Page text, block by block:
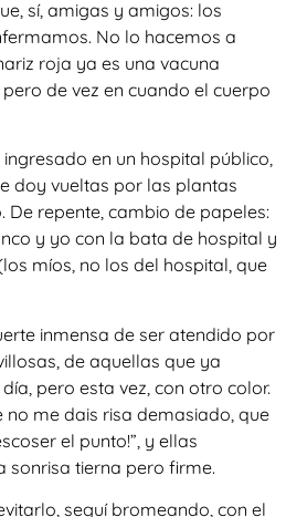
sí, amigas y amigos: los
No lo hacemos a
roja ya es una vacuna
de vez en cuando el cuerpo
en un hospital público,
doy vueltas por las plantas
De repente, cambio de papeles:
y yo con la bata de hospital y
míos, no los del hospital, que
inmensa de ser atendido por
de aquellas que ya
pero esta vez, con otro color.
no me dais risa demasiado, que
el punto!”, y ellas
sonrisa tierna pero firme.
seguí bromeando, con el